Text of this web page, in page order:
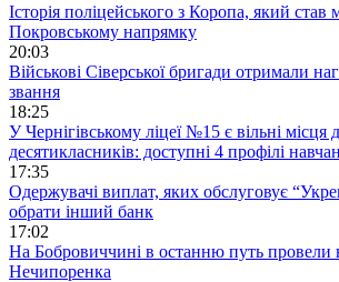
Історія поліцейського з Коропа, який
Покровському напрямку
20:03
Військові Сіверської бригади отримали
звання
18:25
У Чернігівському ліцеї №15 є вільні місця
десятикласників: доступні 4 профілі
17:35
Одержувачі виплат, яких обслуговує
обрати інший банк
17:02
На Бобровиччині в останню путь провели
Нечипоренка